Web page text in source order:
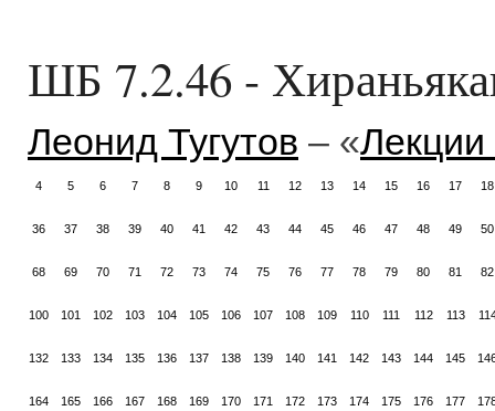
ШБ 7.2.46 -
Леонид Тугутов – «
4 5 6 7 8 9 10 11 12 13 14 15 16 17 18
36 37 38 39 40 41 42 43 44 45 46 47 48 49 50
68 69 70 71 72 73 74 75 76 77 78 79 80 81 82
100 101 102 103 104 105 106 107 108 109 110 111 112 113
132 133 134 135 136 137 138 139 140 141 142 143 144 145
164 165 166 167 168 169 170 171 172 173 174 175 176 177